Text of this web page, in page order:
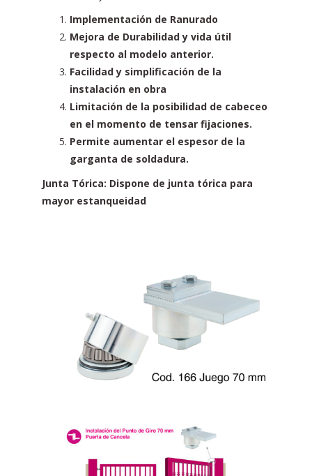
Implementación de Ranurado
Mejora de Durabilidad y vida útil
respecto al modelo anterior.
Facilidad y simplificación de la
instalación en obra
Limitación de la posibilidad de cabeceo
en el momento de tensar fijaciones.
Permite aumentar el espesor de la
garganta de soldadura.
Junta Tórica: Dispone de junta tórica para
mayor estanqueidad